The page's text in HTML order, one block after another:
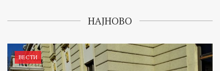
НАЈНОВО
ВЕСТИ